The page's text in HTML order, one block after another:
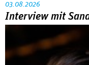
03.08.2026
Interview mit